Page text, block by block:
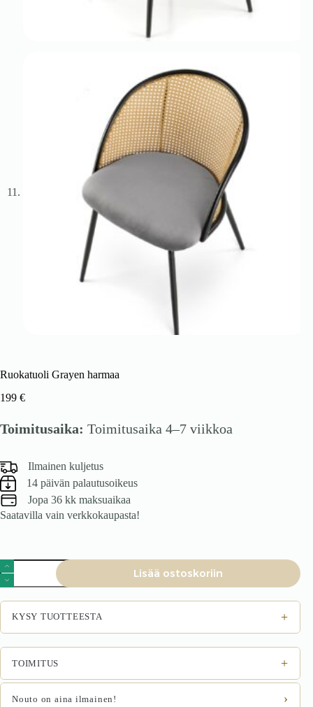
Ruokatuoli Grayen harmaa
199 €
Toimitusaika: Toimitusaika 4–7 viikkoa
Ilmainen kuljetus
14 päivän palautusoikeus
Jopa 36 kk maksuaikaa
Saatavilla vain verkkokaupasta!
Ruokatuoli
Grayen
harmaa
määrä
Lisää ostoskoriin
KYSY TUOTTEESTA +
TOIMITUS +
Nouto on aina ilmainen! ›